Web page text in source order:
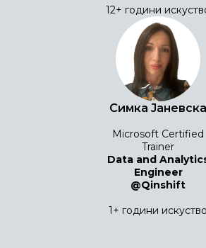
12+ години
Симка Јаневска
Microsoft Certified
Trainer
Data and
Engineer
@Qinshift
1+ години искуство